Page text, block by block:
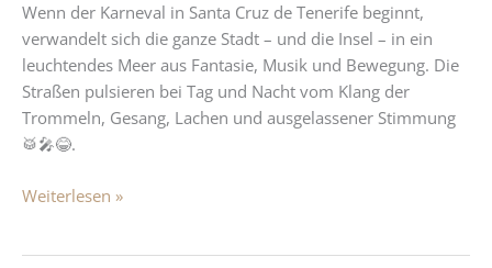
Wenn der Karneval in Santa Cruz de Tenerife beginnt,
verwandelt sich die ganze Stadt – und die Insel – in ein
leuchtendes Meer aus Fantasie, Musik und Bewegung. Die
Straßen pulsieren bei Tag und Nacht vom Klang der
Trommeln, Gesang, Lachen und ausgelassener Stimmung
🥁🎤😂.
Weiterlesen »